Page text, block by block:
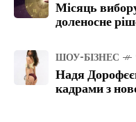
Місяць
доленосне
ШОУ-БІЗНЕС
Надя
кадрами з